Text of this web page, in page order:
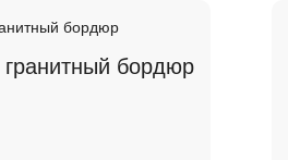
гранитный бордюр